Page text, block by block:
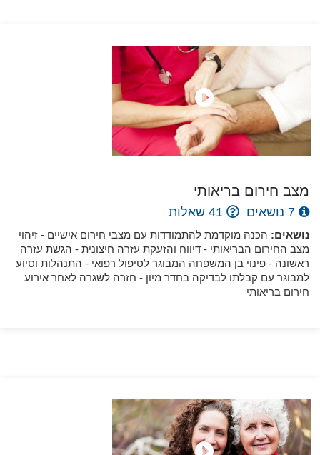
מצב חירום בריאותי
7 נושאים 41 שאלות
נושאים: הכנה מוקדמת להתמודדות עם מצבי חירום אישיים - זיהוי
מצב החירום הבריאותי - דיווח והזעקת עזרה חיצונית - הגשת עזרה
ראשונה - פינוי בן המשפחה המבוגר לטיפול רפואי - התנהלות וסיוע
למבוגר עם קבלתו לבדיקה בחדר מיון - חזרה לשגרה לאחר אירוע
חירום בריאותי
מיצוי זכויות
5 נושאים 29 שאלות